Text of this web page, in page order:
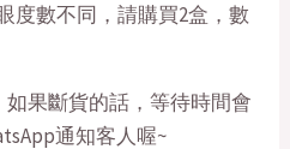
度數不同，請購買2盒，數
果斷貨的話，等待時間會
通知客人喔~